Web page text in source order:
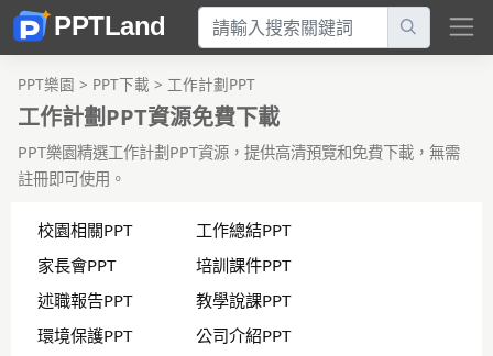
PPT樂園 > PPT下載 > 工作計劃PPT
工作計劃PPT資源免費下載
PPT樂園精選工作計劃PPT資源，提供高清預覽和免費下載，無需
註冊即可使用。
校園相關PPT
工作總結PPT
家長會PPT
培訓課件PPT
述職報告PPT
教學說課PPT
環境保護PPT
公司介紹PPT